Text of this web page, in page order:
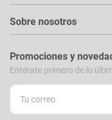
Sobre nosotros
Promociones y
Entérate primero de lo